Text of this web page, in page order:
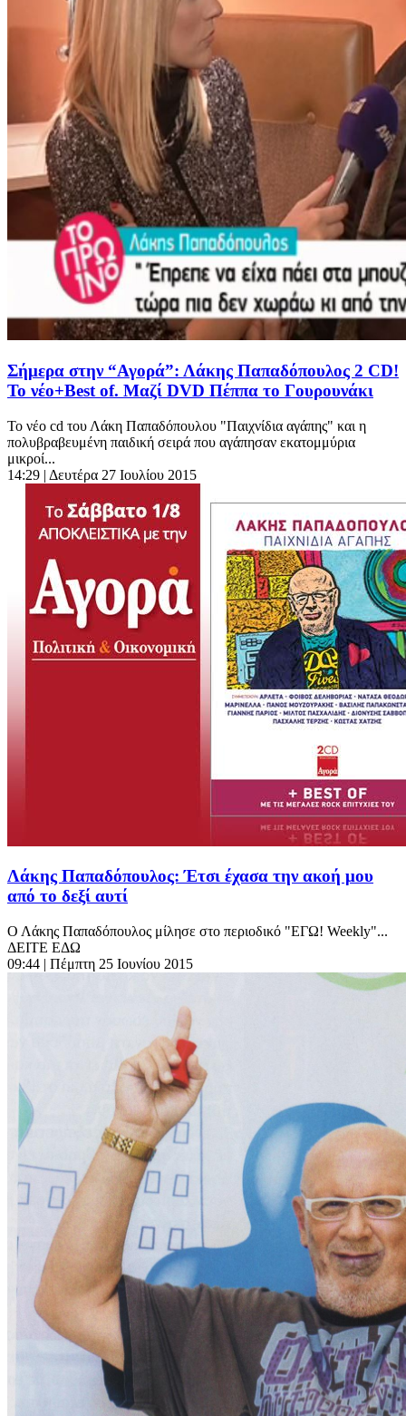
Σήμερα στην “Αγορά”: Λάκης Παπαδόπουλος 2 CD!
Το νέο+Best of. Μαζί DVD Πέππα το Γουρουνάκι
Το νέο cd του Λάκη Παπαδόπουλου "Παιχνίδια αγάπης" και η
πολυβραβευμένη παιδική σειρά που αγάπησαν εκατομμύρια
μικροί...
14:29 | Δευτέρα 27 Ιουλίου 2015
Λάκης Παπαδόπουλος: Έτσι έχασα την ακοή μου
από το δεξί αυτί
Ο Λάκης Παπαδόπουλος μίλησε στο περιοδικό "ΕΓΩ! Weekly"...
ΔΕΙΤΕ ΕΔΩ
09:44 | Πέμπτη 25 Ιουνίου 2015